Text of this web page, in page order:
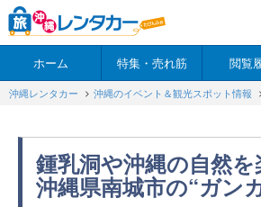
ホーム 特集・売れ筋 閲覧
沖縄レンタカー 沖縄のイベント＆観光スポット情報
鍾乳洞や沖縄の自然を
沖縄県南城市の“ガン